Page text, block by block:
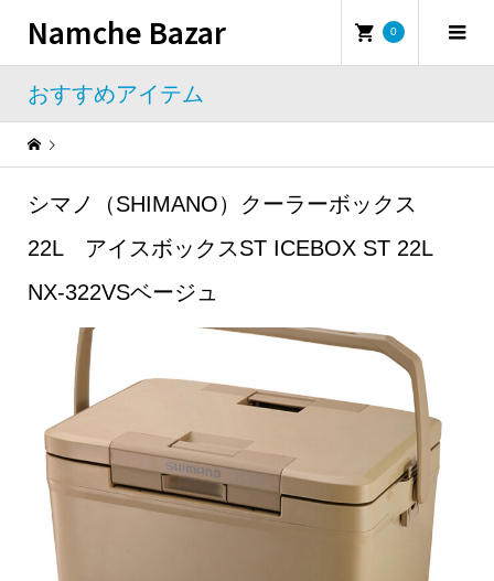
Namche Bazar 0
おすすめアイテム
シマノ（SHIMANO）クーラーボックス
22L アイスボックスST ICEBOX ST 22L
NX-322VSベージュ